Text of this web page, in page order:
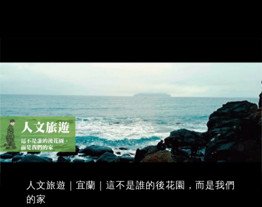
人文旅遊｜宜蘭｜這不是誰的後花園，而是我們
的家